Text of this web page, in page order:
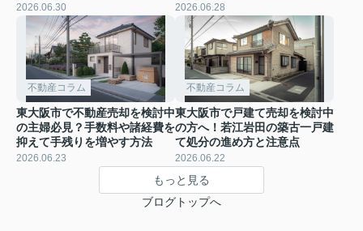
2026.06.30 2026.06.28
不動産コラム
東大阪市で不動産売却を検討中
の主婦必見？手数料や諸経費を
抑えて手残りを増やす方法
2026.06.23
不動産コラム
東大阪市で戸建て売却を検討中
の方へ！若江岩田の築古一戸建
て処分の進め方と注意点
2026.06.22
もっと見る
ブログトップへ